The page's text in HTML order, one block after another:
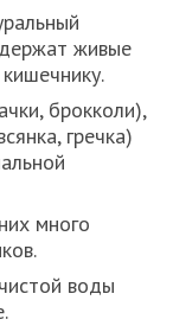
живые
брокколи),
гречка)
много
воды